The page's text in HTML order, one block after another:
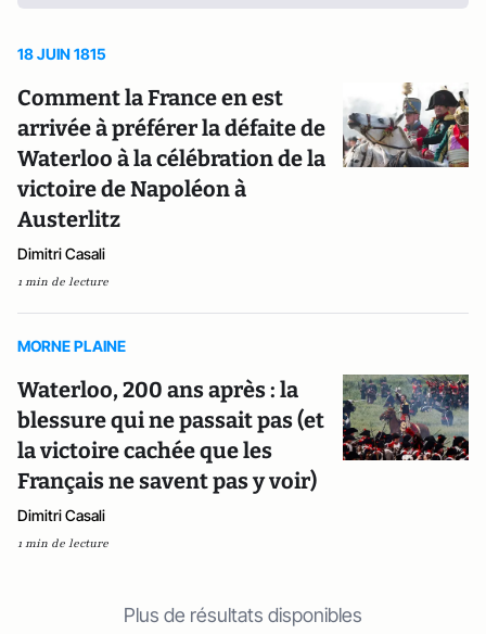
18 JUIN 1815
Comment la France en est
arrivée à préférer la défaite de
Waterloo à la célébration de la
victoire de Napoléon à
Austerlitz
Dimitri Casali
1 min de lecture
MORNE PLAINE
Waterloo, 200 ans après : la
blessure qui ne passait pas (et
la victoire cachée que les
Français ne savent pas y voir)
Dimitri Casali
1 min de lecture
Plus de résultats disponibles